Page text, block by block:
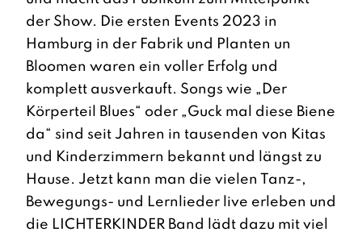
der Show. Die ersten Events 2023 in
Hamburg in der Fabrik und Planten un
Bloomen waren ein voller Erfolg und
komplett ausverkauft. Songs wie „Der
Körperteil Blues“ oder „Guck mal diese Biene
da“ sind seit Jahren in tausenden von Kitas
und Kinderzimmern bekannt und längst zu
Hause. Jetzt kann man die vielen Tanz-,
Bewegungs- und Lernlieder live erleben und
die LICHTERKINDER Band lädt dazu mit viel